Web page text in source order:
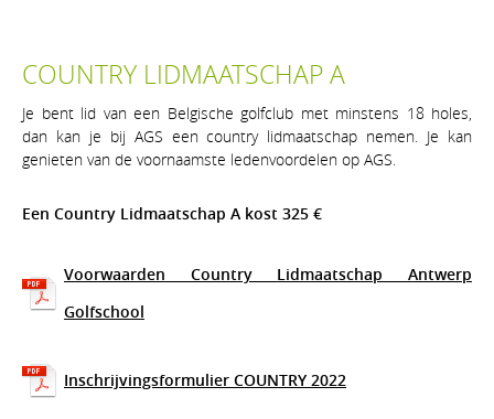
COUNTRY LIDMAATSCHAP A
Je bent lid van een Belgische golfclub met minstens 18 holes,
dan kan je bij AGS een country lidmaatschap nemen. Je kan
genieten van de voornaamste ledenvoordelen op AGS.
Een Country Lidmaatschap A kost 325 €
Voorwaarden Country Lidmaatschap Antwerp
Golfschool
Inschrijvingsformulier COUNTRY 2022